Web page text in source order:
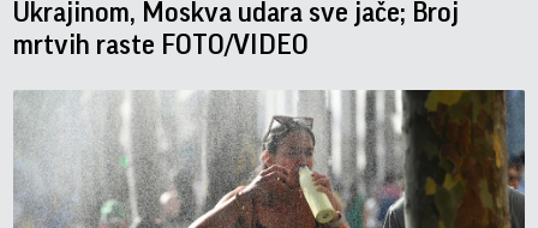
Ukrajinom, Moskva udara sve jače; Broj
mrtvih raste FOTO/VIDEO